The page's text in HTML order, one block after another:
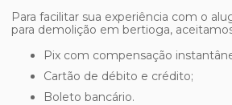
Para facilitar sua experiência com o
para demolição em bertioga,
Pix com compensação
Cartão de débito e crédito;
Boleto bancário.